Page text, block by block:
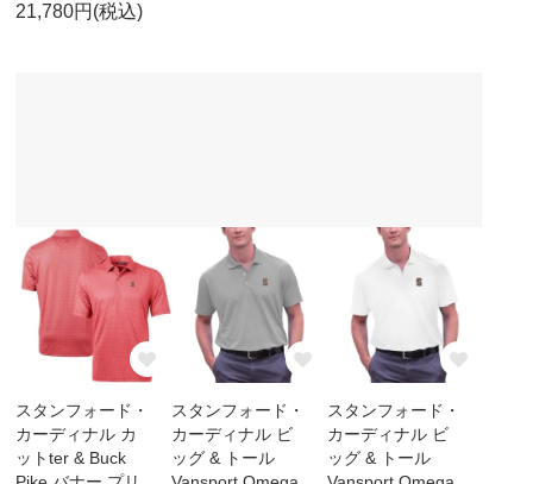
21,780円(税込)
スタンフォード・
カーディナル カ
ットter & Buck
スタンフォード・
カーディナル ビ
ッグ & トール
スタンフォード・
カーディナル ビ
ッグ & トール